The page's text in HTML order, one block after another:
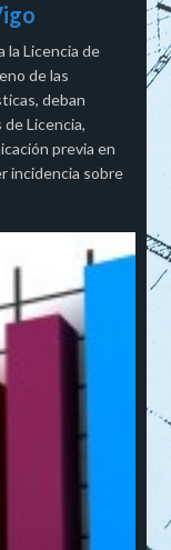
la Licencia de
de las
deban
Licencia,
previa en
incidencia sobre